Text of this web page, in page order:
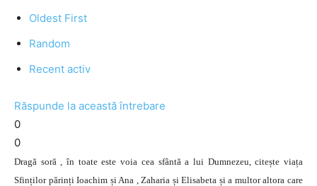
Oldest First
Random
Recent activ
Răspunde la această întrebare
0
0
Dragă soră , în toate este voia cea sfântă a lui Dumnezeu, citește viața
Sfinților părinți Ioachim și Ana , Zaharia și Elisabeta și a multor altora care